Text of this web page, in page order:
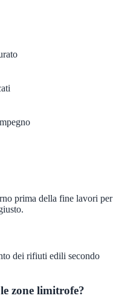
prima della fine lavori per
dei rifiuti edili secondo
zone limitrofe?